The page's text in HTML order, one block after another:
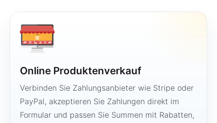
Online Produktenverkauf
Verbinden Sie Zahlungsanbieter wie Stripe oder
PayPal, akzeptieren Sie Zahlungen direkt im
Formular und passen Sie Summen mit Rabatten,